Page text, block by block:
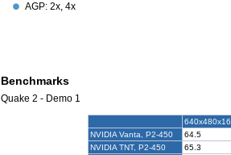
AGP: 2x, 4x
Benchmarks
Quake 2 - Demo 1
640x480x16
NVIDIA Vanta, P2-450
64.5
NVIDIA TNT, P2-450
65.3